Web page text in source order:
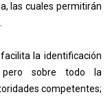
las cuales permitirán
la identificación
pero sobre todo la
competentes;